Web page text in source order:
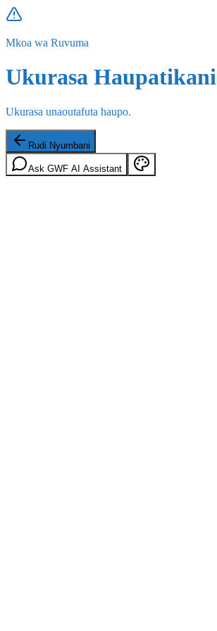
Mkoa wa Ruvuma
Ukurasa Haupatikani
Ukurasa unaoutafuta haupo.
Rudi Nyumbani
Ask GWF AI Assistant